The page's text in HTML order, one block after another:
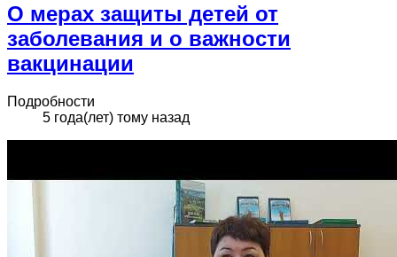
О мерах защиты детей от
заболевания и о важности
вакцинации
Подробности
5 года(лет) тому назад